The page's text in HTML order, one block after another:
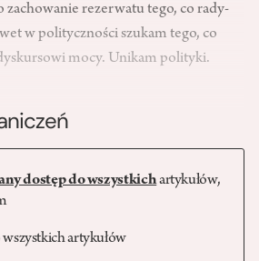
zacho­wanie rezerwatu tego, co rady­
w poli­tyczności szukam tego, co
mocy. Unikam polityki.
dostęp do wszystkichartykułów,
wszystkich artykułów